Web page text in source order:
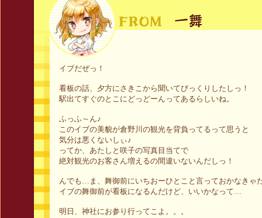
イブだぜっ！
看板の話、夕方にさきこから聞いてびっくりしたしっ！
駅出てすぐのとこにどっどーんってあるらしいね。
ふっふ～ん♪
このイブの美貌が倉野川の観光を背負ってるって思うと
気分は悪くないしぃ♪
ってか、あたしと咲子の写真目当てで
絶対観光のお客さん増えるの間違いないんだしっ！
んでも…ま、舞御前にいちおーひとこと言っておかなきゃ
イブの舞御前が看板になるんだけど、いいかなって…
明日、神社にお参り行ってこよ。。。